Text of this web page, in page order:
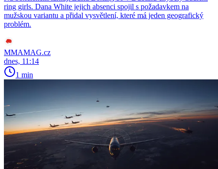
ring girls. Dana White jejich absenci spojil s požadavkem na
mužskou variantu a přidal vysvětlení, které má jeden geografický
problém.
MMAMAG.cz
dnes, 11:14
1 min